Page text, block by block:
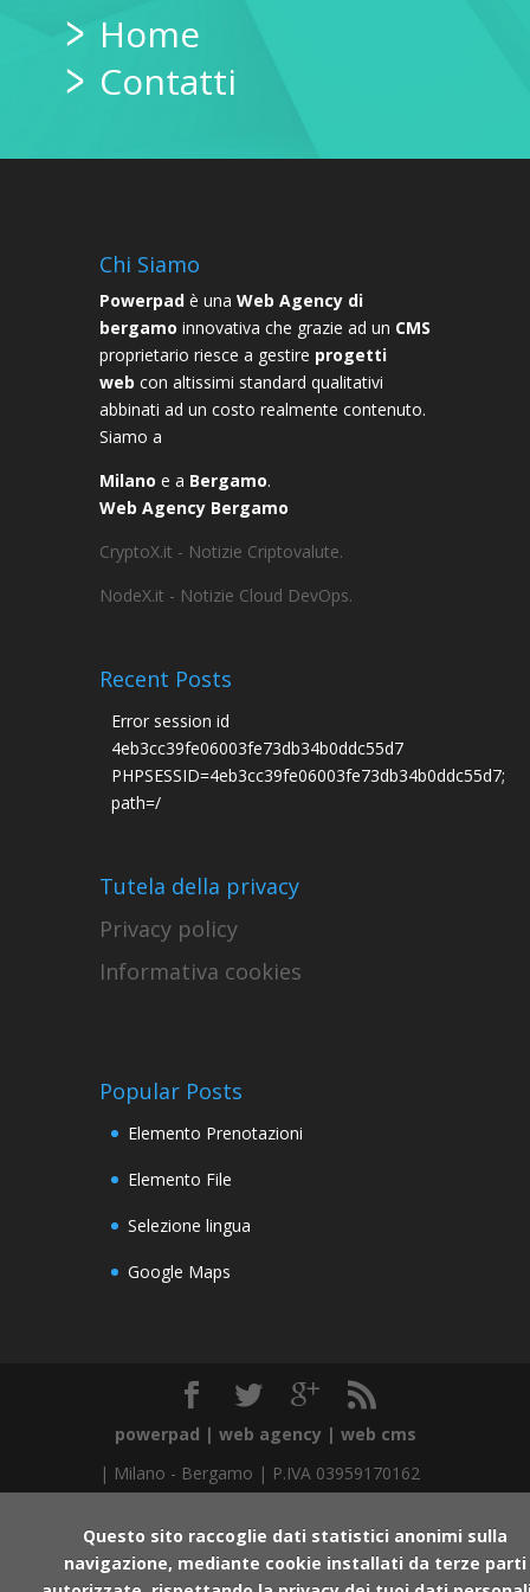
opporsi al loro trattamento. Tali diritti
qualsiasi momento per iscritto al
Home
Contatti
Chi Siamo
Powerpad è una Web Agency di
bergamo innovativa che grazie ad un CMS
proprietario riesce a gestire progetti
web con altissimi standard qualitativi
abbinati ad un costo realmente contenuto.
Siamo a
Milano e a Bergamo.
Web Agency Bergamo
CryptoX.it - Notizie Criptovalute.
NodeX.it - Notizie Cloud DevOps.
Recent Posts
Error session id
4eb3cc39fe06003fe73db34b0ddc55d7
PHPSESSID=4eb3cc39fe06003fe73db34b0ddc55d7;
path=/
Tutela della privacy
Privacy policy
Informativa cookies
Popular Posts
Elemento Prenotazioni
Elemento File
Selezione lingua
Google Maps
powerpad | web agency | web cms
| Milano - Bergamo | P.IVA 03959170162
Questo sito raccoglie dati statistici anonimi sulla
navigazione, mediante cookie installati da terze parti